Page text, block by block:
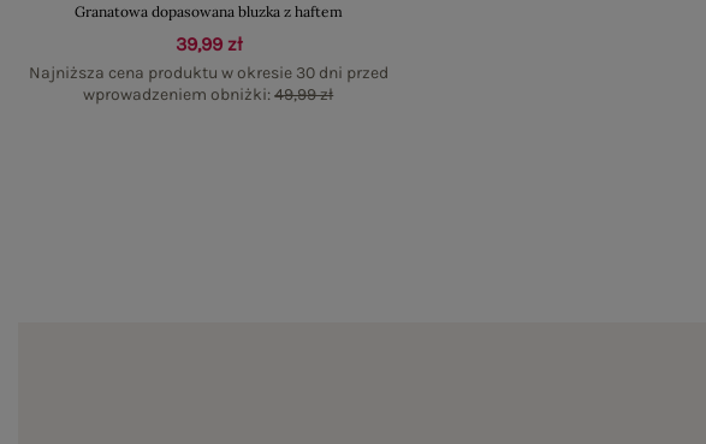
Granatowa dopasowana bluzka z haftem
39,99 zł
Najniższa cena produktu w okresie 30 dni przed
wprowadzeniem obniżki:49,99 zł